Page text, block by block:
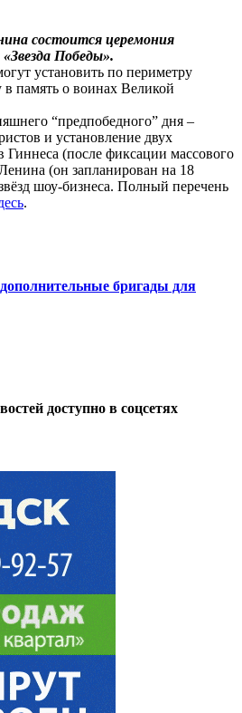
состоится церемония
Победы».
установить по периметру
память о воинах Великой
“предпобедного” дня –
и установление двух
Гиннеса (после фиксации массового
(он запланирован на 18
шоу-бизнеса. Полный перечень
.
бригады для
доступно в соцсетях